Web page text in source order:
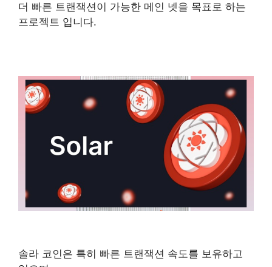
더 빠른 트랜잭션이 가능한 메인 넷을 목표로 하는
프로젝트 입니다.
솔라 코인은 특히 빠른 트랜잭션 속도를 보유하고